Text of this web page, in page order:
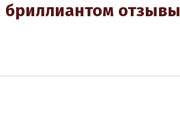
бриллиантом отзывы